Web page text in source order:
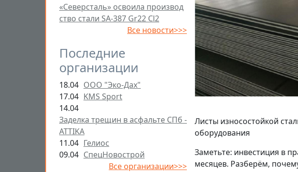
«Северсталь» освоила производ
ство стали SA-387 Gr22 Cl2
Все новости>>>
Последние
организации
18.04 ООО "Эко-Дах"
17.04 KMS Sport
14.04
Заделка трещин в асфальте СПб -
ATTIKA
11.04 Гелиос
09.04 СпецНовострой
Все организации>>>
Листы износостойкой
оборудования
Заметьте: инвестиция в
месяцев. Разберём,